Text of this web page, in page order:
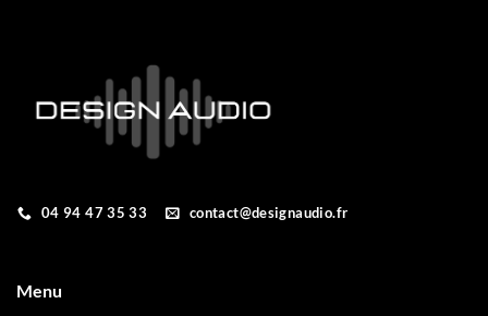
04 94 47 35 33 contact@designaudio.fr
Menu